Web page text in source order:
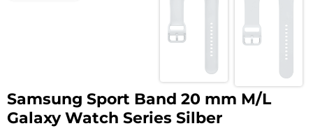
Samsung Sport Band 20 mm M/L
Galaxy Watch Series Silber